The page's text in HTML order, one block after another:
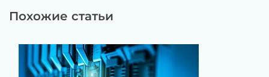
Похожие статьи